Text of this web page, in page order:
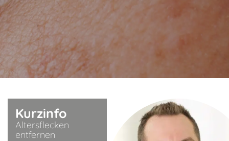
Pigment­störungen gezielt behandeln.
TERMIN BUCHEN
Kurzinfo
Altersflecken
entfernen